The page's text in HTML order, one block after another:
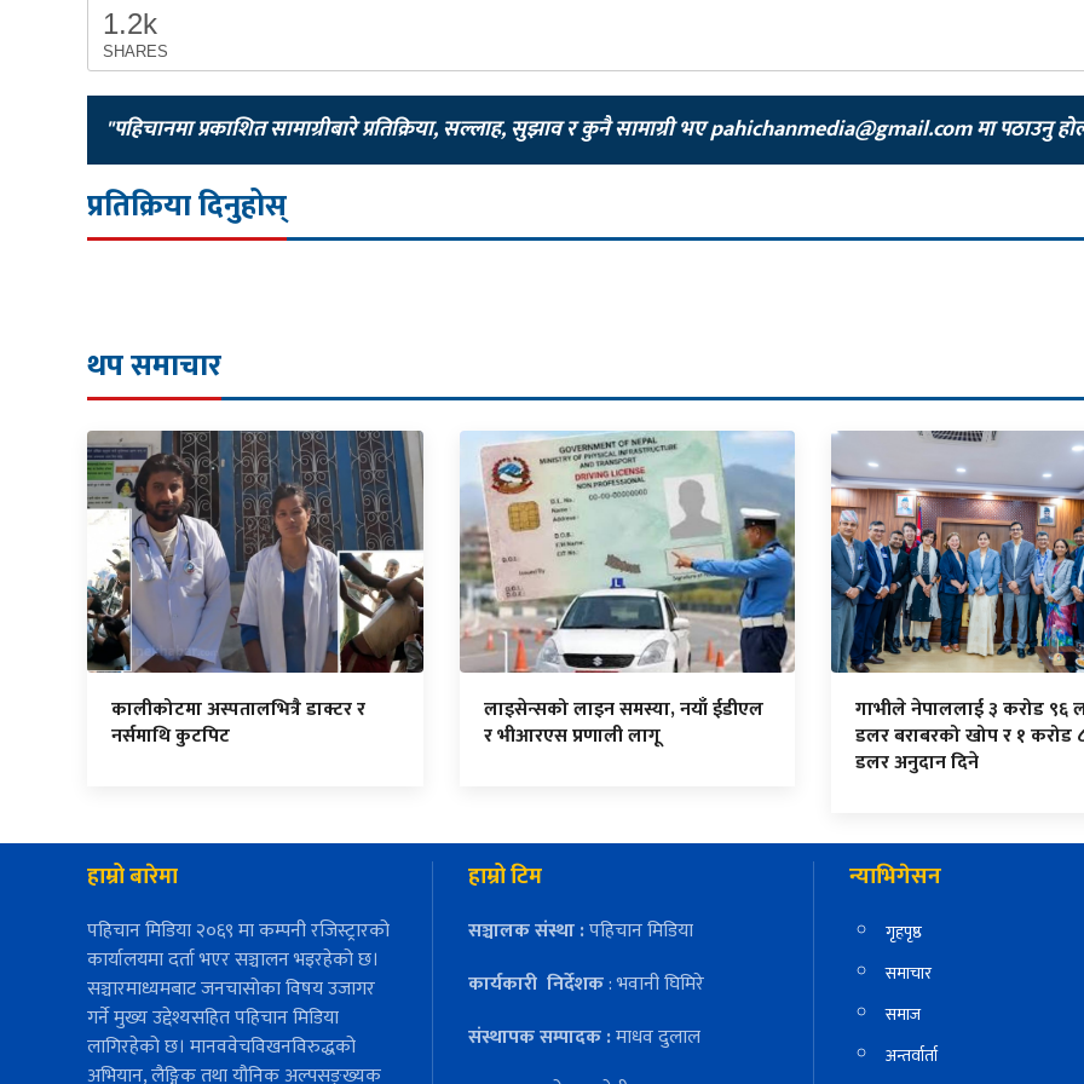
1.2k
SHARES
"पहिचानमा प्रकाशित सामाग्रीबारे प्रतिक्रिया, सल्लाह, सुझाव र कुनै सामाग्री भएpahichanmedia@gmail.comमा पठाउनु
प्रतिक्रिया दिनुहोस्
थप समाचार
कालीकोटमा अस्पतालभित्रै डाक्टर र
नर्समाथि कुटपिट
लाइसेन्सको लाइन समस्या, नयाँ ईडीएल
र भीआरएस प्रणाली लागू
गाभीले नेपाललाई ३ करोड ९६
डलर बराबरको खोप र १ करोड
डलर अनुदान दिने
हाम्रो बारेमा
पहिचान मिडिया २०६९ मा कम्पनी रजिस्ट्रारको
कार्यालयमा दर्ता भएर सञ्चालन भइरहेको छ।
सञ्चारमाध्यमबाट जनचासोका विषय उजागर
गर्ने मुख्य उद्देश्यसहित पहिचान मिडिया
लागिरहेको छ। मानववेचविखनविरुद्धको
अभियान, लैङ्गिक तथा यौनिक अल्पसङ्ख्यक
हाम्रो टिम
सञ्चालक संस्था :पहिचान मिडिया
कार्यकारी निर्देशक: भवानी घिमिरे
संस्थापक सम्पादक :माधव दुलाल
न्याभिगेसन
गृहपृष्ठ
समाचार
समाज
अन्तर्वार्ता